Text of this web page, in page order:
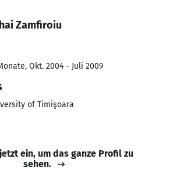
Zamfiroiu
Okt. 2004 - Juli 2009
of Timişoara
ein, um das ganze Profil zu
sehen.